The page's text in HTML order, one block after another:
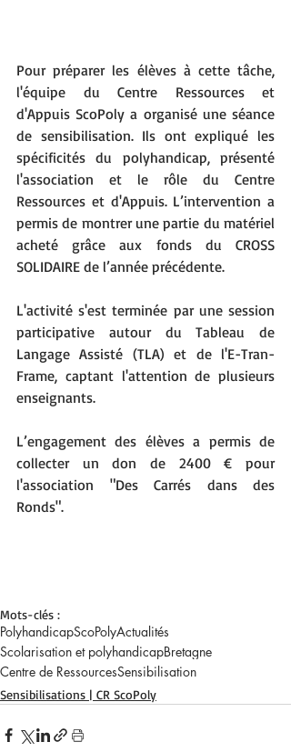
Pour préparer les élèves à cette tâche,
l'équipe du Centre Ressources et
d'Appuis ScoPoly a organisé une séance
de sensibilisation. Ils ont expliqué les
spécificités du polyhandicap, présenté
l'association et le rôle du Centre
Ressources et d'Appuis. L’intervention a
permis de montrer une partie du matériel
acheté grâce aux fonds du CROSS
SOLIDAIRE de l’année précédente.
L'activité s'est terminée par une session
participative autour du Tableau de
Langage Assisté (TLA) et de l'E-Tran-
Frame, captant l'attention de plusieurs
enseignants.
L’engagement des élèves a permis de
collecter un don de 2400 € pour
l'association "Des Carrés dans des
Ronds".
Mots-clés :
PolyhandicapScoPolyActualités
Scolarisation et polyhandicapBretagne
Centre de RessourcesSensibilisation
Sensibilisations | CR ScoPoly